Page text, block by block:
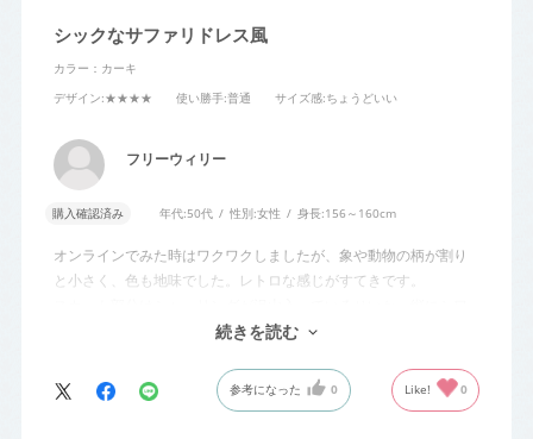
シックなサファリドレス風
カラー：カーキ
デザイン:★★★★ 使い勝手:普通 サイズ感:ちょうどいい
フリーウィリー
購入確認済み 年代:50代 性別:女性 身長:156～160cm
オンラインでみた時はワクワクしましたが、象や動物の柄が割り
と小さく、色も地味でした。レトロな感じがすてきです。
が入っていて、洗ってと整えても変わりませんでした。
続きを読む
参考になった 0 Like! 0